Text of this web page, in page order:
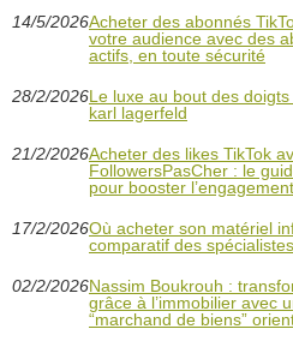
14/5/2026Acheter des abonnés
votre audience avec des
actifs, en toute sécurité
28/2/2026Le luxe au bout des
karl lagerfeld
21/2/2026Acheter des likes TikTok
FollowersPasCher : le
pour booster l’engagement
17/2/2026Où acheter son matériel
comparatif des
02/2/2026Nassim Boukrouh :
grâce à l’immobilier avec
“marchand de biens”